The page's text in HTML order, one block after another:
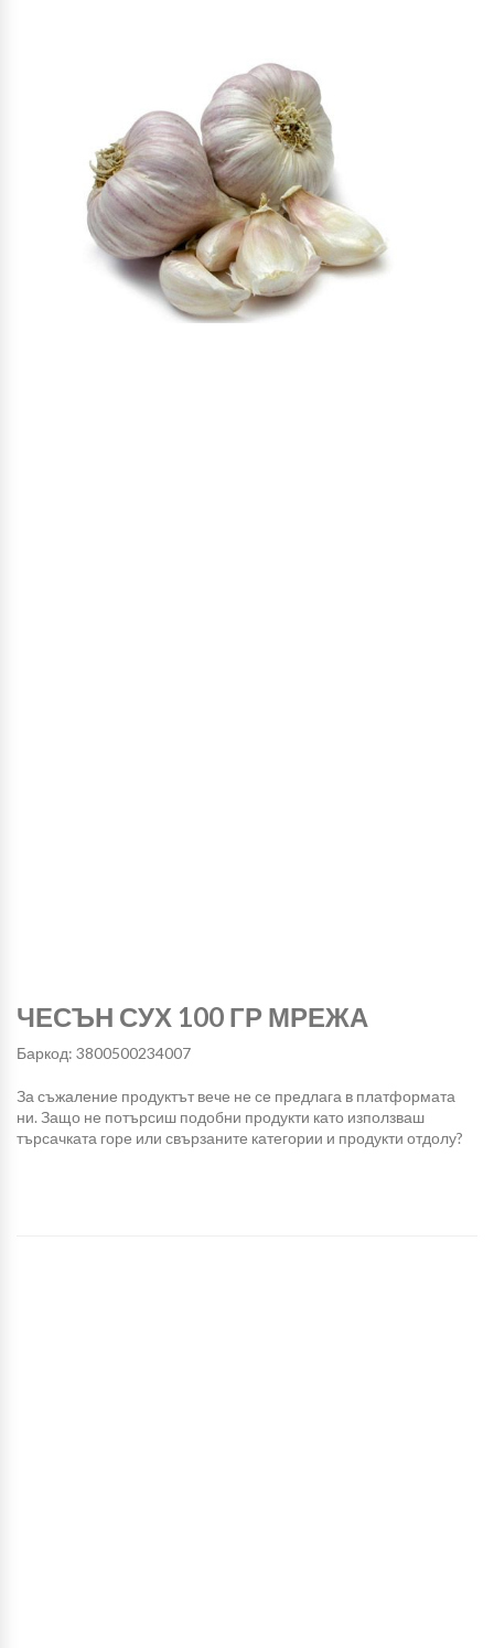
ЧЕСЪН СУХ 100 ГР МРЕЖА
Баркод: 3800500234007
За съжаление продуктът вече не се предлага в платформата
ни. Защо не потърсиш подобни продукти като използваш
търсачката горе или свързаните категории и продукти отдолу?